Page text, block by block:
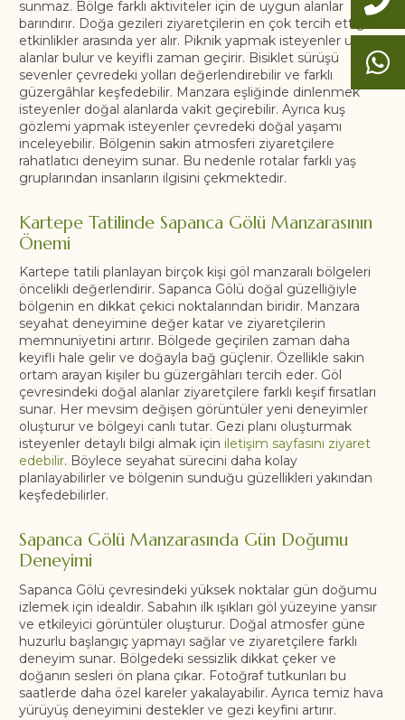
sunmaz. Bölge farklı aktiviteler için de uygun alanlar
barındırır. Doğa gezileri ziyaretçilerin en çok tercih ettiği
etkinlikler arasında yer alır. Piknik yapmak isteyenler uygun
alanlar bulur ve keyifli zaman geçirir. Bisiklet sürüşü
sevenler çevredeki yolları değerlendirebilir ve farklı
güzergâhlar keşfedebilir. Manzara eşliğinde dinlenmek
isteyenler doğal alanlarda vakit geçirebilir. Ayrıca kuş
gözlemi yapmak isteyenler çevredeki doğal yaşamı
inceleyebilir. Bölgenin sakin atmosferi ziyaretçilere
rahatlatıcı deneyim sunar. Bu nedenle rotalar farklı yaş
gruplarından insanların ilgisini çekmektedir.
Kartepe Tatilinde Sapanca Gölü Manzarasının
Önemi
Kartepe tatili planlayan birçok kişi göl manzaralı bölgeleri
öncelikli değerlendirir. Sapanca Gölü doğal güzelliğiyle
bölgenin en dikkat çekici noktalarından biridir. Manzara
seyahat deneyimine değer katar ve ziyaretçilerin
memnuniyetini artırır. Bölgede geçirilen zaman daha
keyifli hale gelir ve doğayla bağ güçlenir. Özellikle sakin
ortam arayan kişiler bu güzergâhları tercih eder. Göl
çevresindeki doğal alanlar ziyaretçilere farklı keşif fırsatları
sunar. Her mevsim değişen görüntüler yeni deneyimler
oluşturur ve bölgeyi canlı tutar. Gezi planı oluşturmak
isteyenler detaylı bilgi almak için iletişim sayfasını ziyaret
edebilir. Böylece seyahat sürecini daha kolay
planlayabilirler ve bölgenin sunduğu güzellikleri yakından
keşfedebilirler.
Sapanca Gölü Manzarasında Gün Doğumu
Deneyimi
Sapanca Gölü çevresindeki yüksek noktalar gün doğumu
izlemek için idealdir. Sabahın ilk ışıkları göl yüzeyine yansır
ve etkileyici görüntüler oluşturur. Doğal atmosfer güne
huzurlu başlangıç yapmayı sağlar ve ziyaretçilere farklı
deneyim sunar. Bölgedeki sessizlik dikkat çeker ve
doğanın sesleri ön plana çıkar. Fotoğraf tutkunları bu
saatlerde daha özel kareler yakalayabilir. Ayrıca temiz hava
yürüyüş deneyimini destekler ve gezi keyfini artırır.